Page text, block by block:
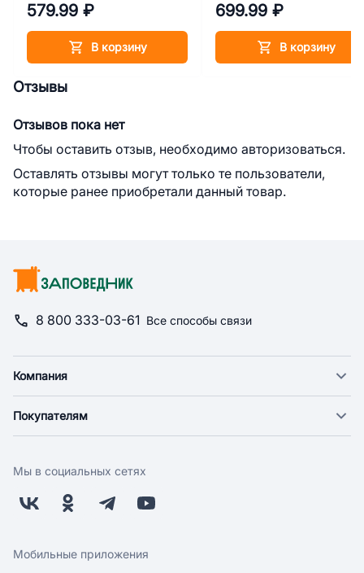
579.99 ₽
В корзину
699.99 ₽
В корзину
Отзывы
Отзывов пока нет
Чтобы оставить отзыв, необходимо авторизоваться.
Оставлять отзывы могут только те пользователи,
которые ранее приобретали данный товар.
8 800 333-03-61 Все способы связи
Компания
Новости
Поставщикам
Заводчикам
Обратная связь
Покупателям
Оплата
Бонусная программа
Скидки и акции
Мы в социальных сетях
Мобильные приложения